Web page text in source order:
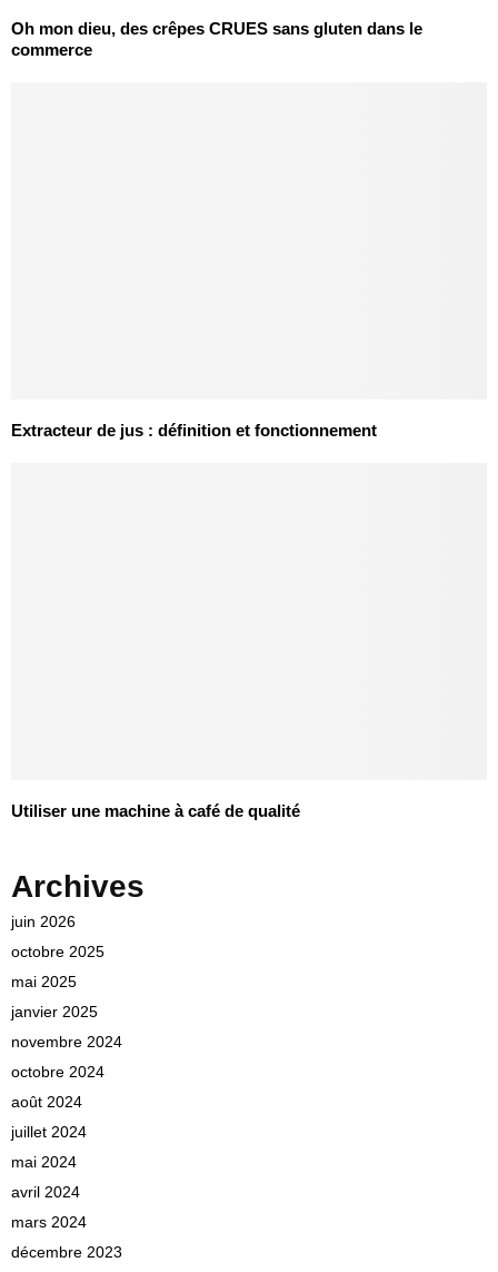
Oh mon dieu, des crêpes CRUES sans gluten dans le
commerce
Extracteur de jus : définition et fonctionnement
Utiliser une machine à café de qualité
Archives
juin 2026
octobre 2025
mai 2025
janvier 2025
novembre 2024
octobre 2024
août 2024
juillet 2024
mai 2024
avril 2024
mars 2024
décembre 2023